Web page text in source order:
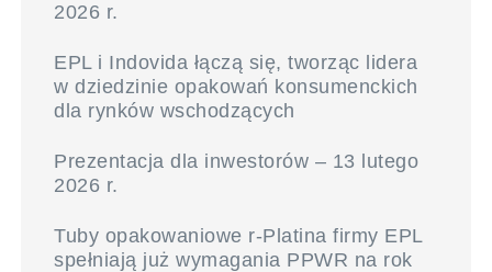
2026 r.
EPL i Indovida łączą się, tworząc lidera
w dziedzinie opakowań konsumenckich
dla rynków wschodzących
Prezentacja dla inwestorów – 13 lutego
2026 r.
Tuby opakowaniowe r-Platina firmy EPL
spełniają już wymagania PPWR na rok